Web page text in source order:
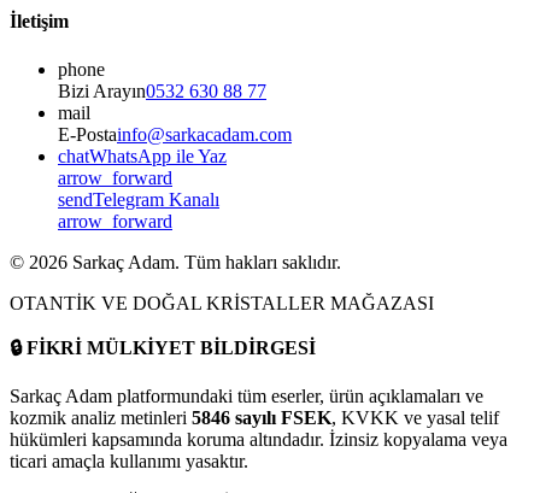
İletişim
phone
Bizi Arayın0532 630 88 77
mail
E-Postainfo@sarkacadam.com
chatWhatsApp ile Yaz
arrow_forward
sendTelegram Kanalı
arrow_forward
© 2026 Sarkaç Adam. Tüm hakları saklıdır.
OTANTİK VE DOĞAL KRİSTALLER MAĞAZASI
🔒FİKRİ MÜLKİYET BİLDİRGESİ
Sarkaç Adam platformundaki tüm eserler, ürün açıklamaları ve
kozmik analiz metinleri 5846 sayılı FSEK, KVKK ve yasal telif
hükümleri kapsamında koruma altındadır. İzinsiz kopyalama veya
ticari amaçla kullanımı yasaktır.